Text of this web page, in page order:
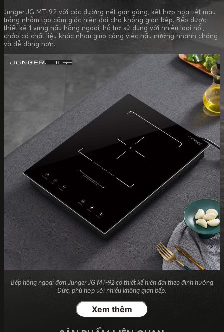
Junger JG MT-92 với các đường nét gọn gàng, kết hợp họa tiết màu
trắng nhằm tạo cảm giác hiện đại cho không gian bếp. Bếp được
thiết kế 1 vùng nấu hồng ngoại, hỗ trợ sử dụng với nhiều loại nồi,
chảo có chất liệu khác nhau giúp công việc nấu nướng nhanh chóng
và dễ dàng hơn.
Bếp hồng ngoại đơn Junger JG MT-92 có thiết kế hiện đại theo định hướng
Đức, phù hợp với nhiều không gian bếp.
Xem thêm